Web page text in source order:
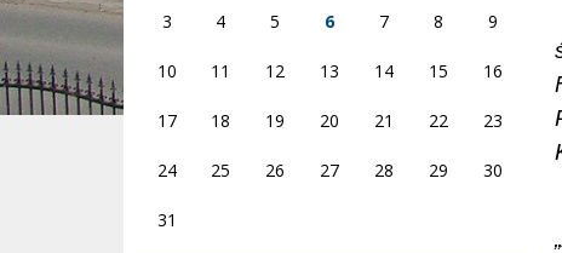
3 4 5 6 7 8 9
10 11 12 13 14 15 16
17 18 19 20 21 22 23
24 25 26 27 28 29 30
31